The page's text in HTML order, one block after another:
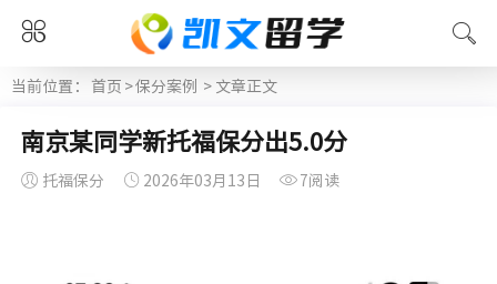
当前位置： 首页 >保分案例 > 文章正文
南京某同学新托福保分出5.0分
托福保分 2026年03月13日 7阅读